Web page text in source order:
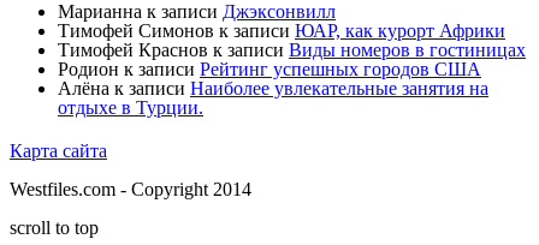
Марианна к записи Джэксонвилл
Тимофей Симонов к записи ЮАР, как курорт Африки
Тимофей Краснов к записи Виды номеров в гостиницах
Родион к записи Рейтинг успешных городов США
Алёна к записи Наиболее увлекательные занятия на
отдыхе в Турции.
Карта сайта
Westfiles.com - Copyright 2014
scroll to top